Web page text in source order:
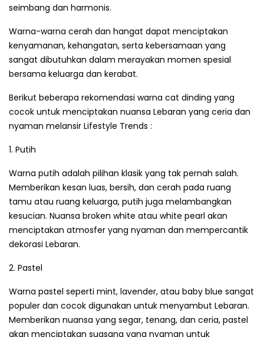
seimbang dan harmonis.
Warna-warna cerah dan hangat dapat menciptakan
kenyamanan, kehangatan, serta kebersamaan yang
sangat dibutuhkan dalam merayakan momen spesial
bersama keluarga dan kerabat.
Berikut beberapa rekomendasi warna cat dinding yang
cocok untuk menciptakan nuansa Lebaran yang ceria dan
nyaman melansir Lifestyle Trends :
1. Putih
Warna putih adalah pilihan klasik yang tak pernah salah.
Memberikan kesan luas, bersih, dan cerah pada ruang
tamu atau ruang keluarga, putih juga melambangkan
kesucian. Nuansa broken white atau white pearl akan
menciptakan atmosfer yang nyaman dan mempercantik
dekorasi Lebaran.
2. Pastel
Warna pastel seperti mint, lavender, atau baby blue sangat
populer dan cocok digunakan untuk menyambut Lebaran.
Memberikan nuansa yang segar, tenang, dan ceria, pastel
akan menciptakan suasana yang nyaman untuk